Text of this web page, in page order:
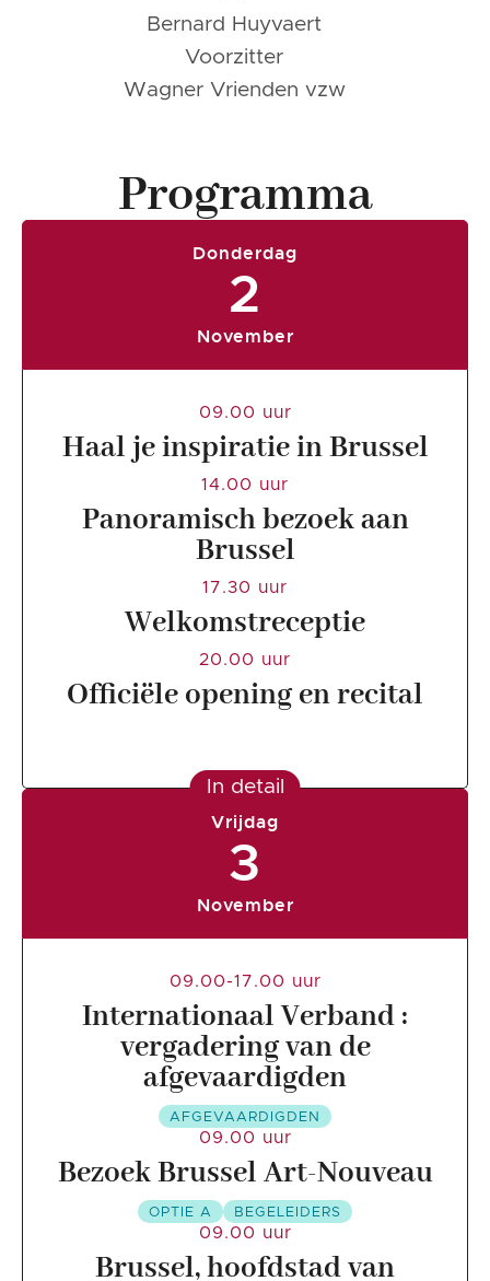
Bernard Huyvaert
Voorzitter
Wagner Vrienden vzw
Programma
Donderdag
2
November
09.00 uur
Haal je inspiratie in Brussel
14.00 uur
Panoramisch bezoek aan
Brussel
17.30 uur
Welkomstreceptie
20.00 uur
Officiële opening en recital
In detail
Vrijdag
3
November
09.00-17.00 uur
Internationaal Verband :
vergadering van de
afgevaardigden
AFGEVAARDIGDEN
09.00 uur
Bezoek Brussel Art-Nouveau
OPTIE A BEGELEIDERS
09.00 uur
Brussel, hoofdstad van